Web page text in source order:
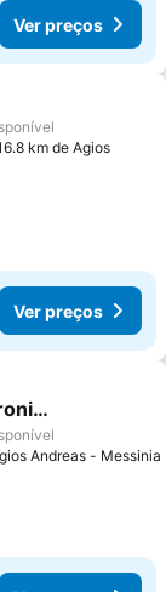
Ver preços
favoritos
km de Agios
Ver preços
favoritos
Andreas - Messinia